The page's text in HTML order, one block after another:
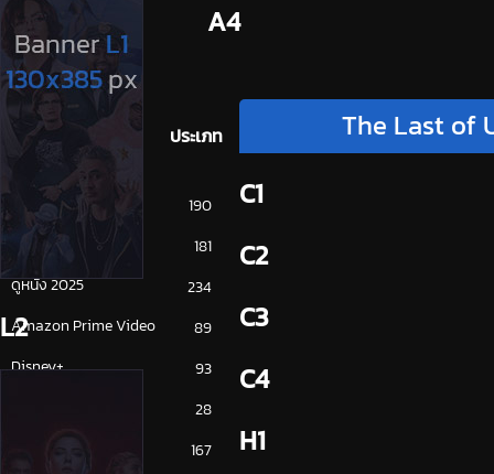
A4
ประเภท
การ์ตูน
190
ดูซีรี่ย์ 2025
181
ดูหนัง 2025
234
Amazon Prime Video
89
Disney+
93
28
167
The Last of
C1
C2
C3
C4
H1
L2